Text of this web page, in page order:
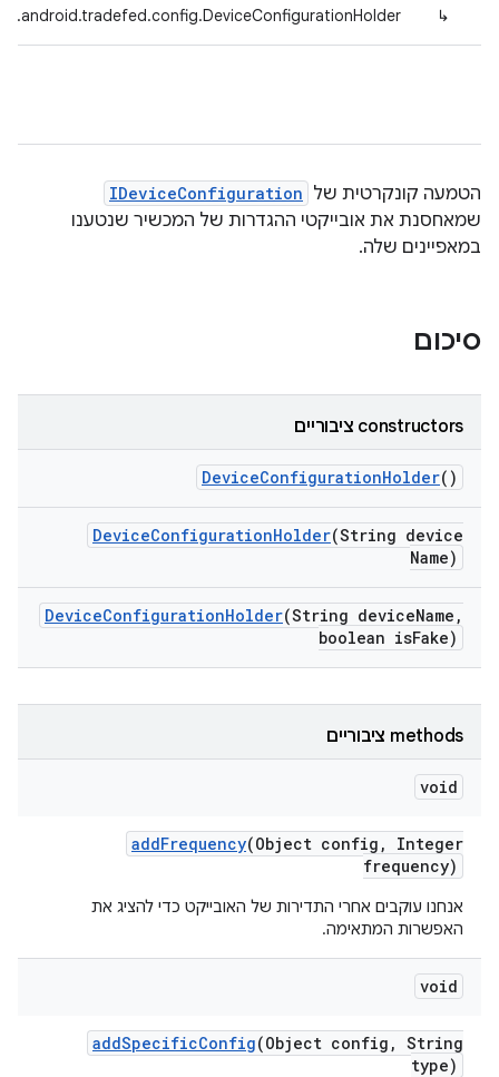
↳
הטמעה קונקרטית של IDeviceConfiguration
שמאחסנת את אובייקטי ההגדרות של המכשיר שנטענו
במאפיינים שלה.
סיכום
‫constructors ציבוריים
DeviceConfigurationHolder()
DeviceConfigurationHolder(String device
Name)
DeviceConfigurationHolder(String deviceName ,
boolean isFake)
‫methods ציבוריים
void
addFrequency(Object config ,
Integer
frequency)
אנחנו עוקבים אחרי התדירות של האובייקט כדי להציג את
האפשרות המתאימה.
void
addSpecificConfig(Object config , String
type)